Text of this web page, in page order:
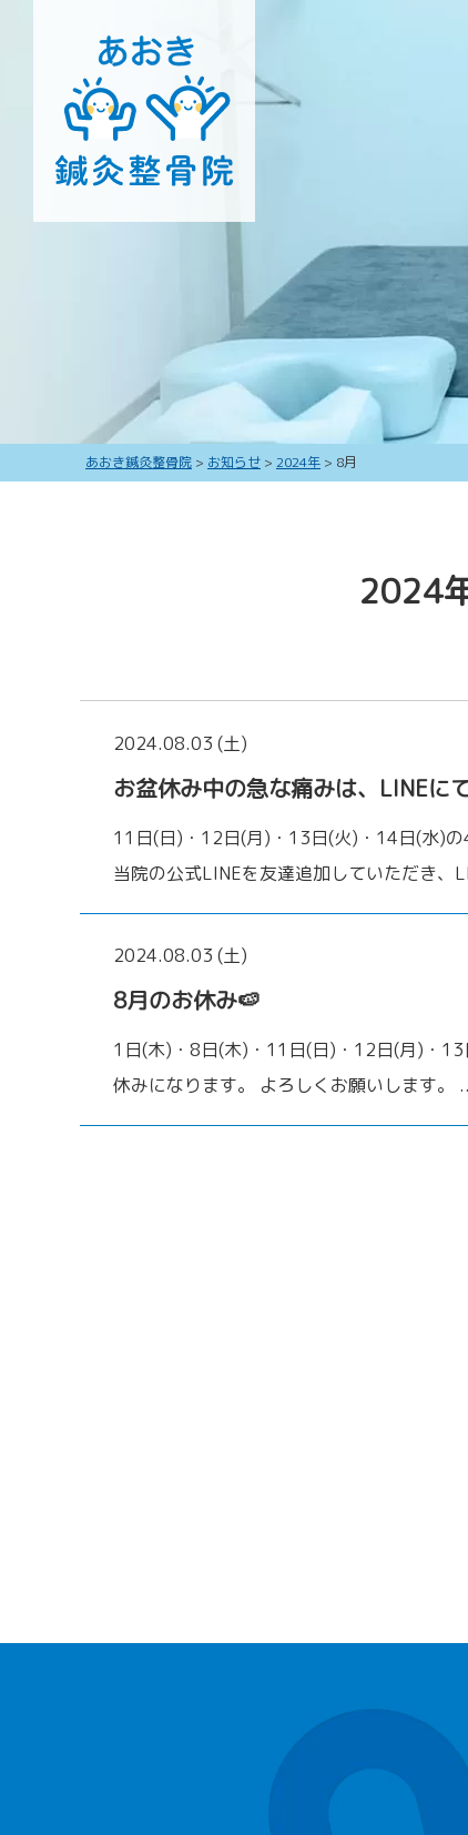
あおき鍼灸整骨院 > お知らせ > 2024年 > 8月
2024
2024.08.03 (土)
お盆休み中の急な痛みは、LINEに
11日(日)・12日(月)・13日(火)・14日(水)の
当院の公式LINEを友達追加していただき、
2024.08.03 (土)
8月のお休み🍉
1日(木)・8日(木)・11日(日)・12日(月)・
休みになります。 よろしくお願いします。